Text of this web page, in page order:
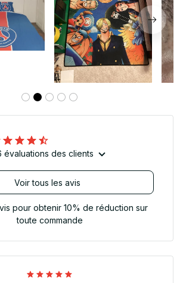
évaluations des clients
Voir tous les avis
pour obtenir 10% de réduction sur
toute commande